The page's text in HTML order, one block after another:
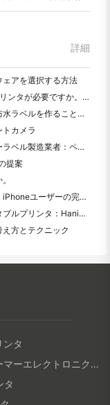
詳細
アを選択する方法
倉庫の請求書を印刷するためにポータブルA 4プリンタが必要ですか。何が本当に効果的なのか
感熱ラベルプリンターは中小企業製品のために防水ラベルを作ることができますか？
カメラ
日記帳とスクラップブックのための最良のカラーラベル製造業者：ページごとにさらに色を追加
提案
ポケットフォトプリンタの選び方：日記、旅行、iPhoneユーザーの完全ガイド
旅行、学校、モバイルに最適なインクレスポータブルプリンタ：Hanin MT 620 Pro評価
方とテクニック
ンタ
コンシューマーエレクトロニクス製品
タ